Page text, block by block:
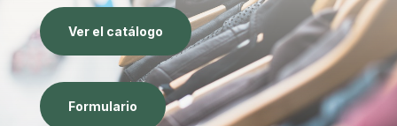
Ver el catálogo
Formulario